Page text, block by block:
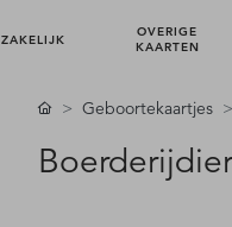
ZAKELIJK
OVERIGE
KAARTEN
Geboortekaartjes